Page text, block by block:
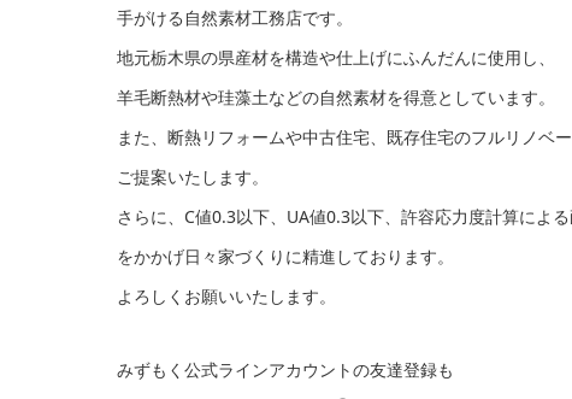
手がける自然素材工務店です。
地元栃木県の県産材を構造や仕上げにふんだんに使用し、
羊毛断熱材や珪藻土などの自然素材を得意としています。
また、断熱リフォームや中古住宅、既存住宅のフルリノベ
ご提案いたします。
さらに、C値0.3以下、UA値0.3以下、許容応力度計算によ
をかかげ日々家づくりに精進しております。
よろしくお願いいたします。
みずもく公式ラインアカウントの友達登録も